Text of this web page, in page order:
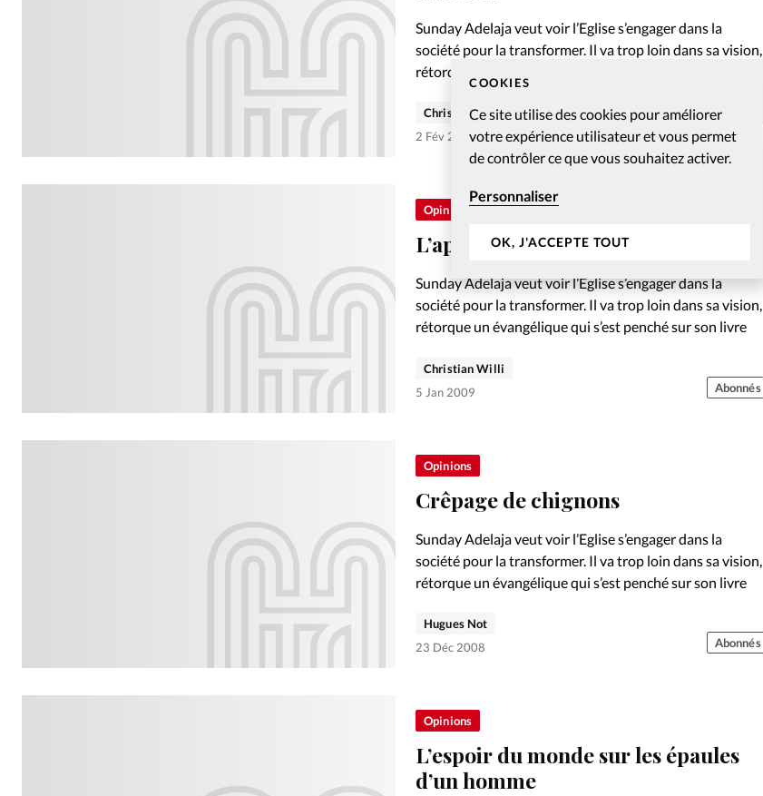
COOKIES
Ce site utilise des cookies pour améliorer
votre expérience utilisateur et vous permet
de contrôler ce que vous souhaitez activer.
Personnaliser
OK, J'ACCEPTE TOUT
Sunday Adelaja veut voir l’Eglise s’engager dans la
société pour la transformer. Il va trop loin dans sa vision,
rétorque un évangélique qui s’est penché sur son livre
Christian Willi
2 Fév 2009
Abonnés
Opinions
L’apologétique opère un retour
Sunday Adelaja veut voir l’Eglise s’engager dans la
société pour la transformer. Il va trop loin dans sa vision,
rétorque un évangélique qui s’est penché sur son livre
Christian Willi
5 Jan 2009
Abonnés
Opinions
Crêpage de chignons
Sunday Adelaja veut voir l’Eglise s’engager dans la
société pour la transformer. Il va trop loin dans sa vision,
rétorque un évangélique qui s’est penché sur son livre
Hugues Not
23 Déc 2008
Abonnés
Opinions
L’espoir du monde sur les épaules
d’un homme